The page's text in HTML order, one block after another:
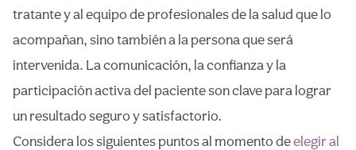
tratante y al equipo de profesionales de la salud que lo
acompañan, sino también a la persona que será
intervenida. La comunicación, la confianza y la
participación activa del paciente son clave para lograr
un resultado seguro y satisfactorio.
Considera los siguientes puntos al momento deelegir al